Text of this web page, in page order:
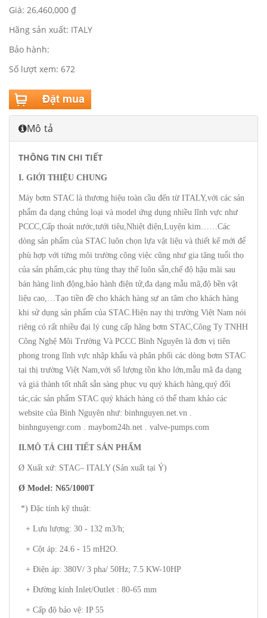
Giá: 26,460,000 ₫
Hãng sản xuất: ITALY
Bảo hành:
Số lượt xem: 672
Mô tả
THÔNG TIN CHI TIẾT
I. GIỚI THIỆU CHUNG
Máy bơm STAC là thương hiệu toàn cầu đến từ ITALY,với các sản
phẩm đa dạng chủng loại và model ứng dụng nhiều lĩnh vực như
PCCC,Cấp thoát nước,tưới tiêu,Nhiệt điện,Luyện kim……Các
dòng sản phẩm của STAC luôn chọn lựa vật liệu và thiết kế mới để
phù hợp với từng môi trường công việc cũng như gia tăng tuổi thọ
của sản phẩm,các phụ tùng thay thế luôn sẵn,chế độ hậu mãi sau
bán hàng linh động,bảo hành điện tử,đa dạng mẫu mã,độ bền vật
liệu cao,…Tạo tiền đề cho khách hàng sự an tâm cho khách hàng
khi sử dụng sản phẩm của STAC.Hiện nay thị trường Việt Nam nói
riêng có rất nhiều đại lý cung cấp hãng bơm STAC,Công Ty TNHH
Công Nghệ Môi Trường Và PCCC Bình Nguyên là đơn vị tiên
phong trong lĩnh vực nhập khẩu và phân phối các dòng bơm STAC
tại thị trường Việt Nam,với số lượng tồn kho lớn,mẫu mã đa dạng
và giá thành tốt nhất sẵn sàng phục vụ quý khách hàng,quý đối
tác,các sản phẩm STAC quý khách hàng có thể tham khảo các
website của Bình Nguyên như: binhnguyen.net.vn .
binhnguyengr.com . maybom24h.net . valve-pumps.com
II.MÔ TẢ CHI TIẾT SẢN PHẨM
Ø Xuất xứ: STAC– ITALY (Sản xuất tại Ý)
Ø Model: N65/1000T
*) Đặc tính kỹ thuật:
+ Lưu lượng: 30 - 132 m3/h;
+ Cột áp: 24.6 - 15 mH2O.
+ Điện áp: 380V/ 3 pha/ 50Hz; 7.5 KW-10HP
+ Đường kính Inlet/Outlet : 80-65 mm
+ Cấp độ bảo vệ: IP 55